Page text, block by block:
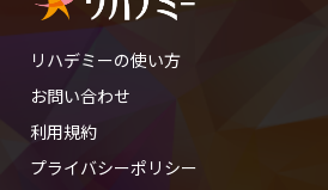
リハデミーの使い方
お問い合わせ
利用規約
プライバシーポリシー